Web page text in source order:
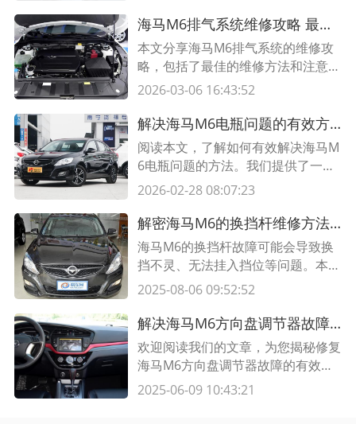
节功能。
海马M6排气系统维修攻略 最佳方法详解
本文分享海马M6排气系统的维修攻
略，包括了最佳的维修方法和注意事
项。如果您遇到海马M6排气系统故
议。
2026-03-06 16:43:52
解决海马M6电瓶问题的有效方法
阅读本文，了解如何有效解决海马M
6电瓶问题的方法。我们提供了一份
包含表格的指南，其中涵盖了维护、
2026-02-28 08:07:23
解密海马M6的换挡杆维修方法，轻松解决换挡杆故障
海马M6的换挡杆故障可能会导致换
挡不灵、无法挂入挡位等问题。本文
提供了一种简单的换挡杆维修方法，
2025-08-06 09:52:52
解决海马M6方向盘调节器故障的方法大揭秘
欢迎阅读我们的文章，为您揭秘修复
海马M6方向盘调节器故障的有效方
法。通过详细的步骤和解决方案，您
2025-06-09 10:43:21